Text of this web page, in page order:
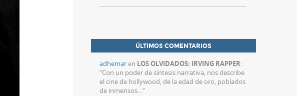
ÚLTIMOS COMENTARIOS
adhemaren LOS OLVIDADOS: IRVING RAPPER:
“Con un poder de síntesis narrativa, nos describe
el cine de hollywood, de la edad de oro, poblados
de inmensos…”